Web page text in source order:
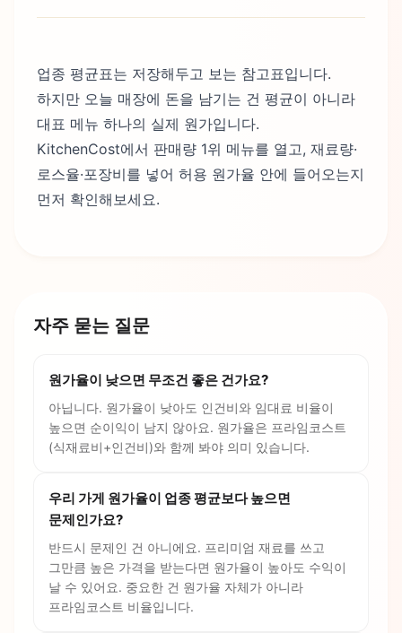
업종 평균표는 저장해두고 보는 참고표입니다.
하지만 오늘 매장에 돈을 남기는 건 평균이 아니라
대표 메뉴 하나의 실제 원가입니다.
KitchenCost에서 판매량 1위 메뉴를 열고, 재료량·
로스율·포장비를 넣어 허용 원가율 안에 들어오는지
먼저 확인해보세요.
자주 묻는 질문
원가율이 낮으면 무조건 좋은 건가요?
아닙니다. 원가율이 낮아도 인건비와 임대료 비율이
높으면 순이익이 남지 않아요. 원가율은 프라임코스트
(식재료비+인건비)와 함께 봐야 의미 있습니다.
우리 가게 원가율이 업종 평균보다 높으면
문제인가요?
반드시 문제인 건 아니에요. 프리미엄 재료를 쓰고
그만큼 높은 가격을 받는다면 원가율이 높아도 수익이
날 수 있어요. 중요한 건 원가율 자체가 아니라
프라임코스트 비율입니다.